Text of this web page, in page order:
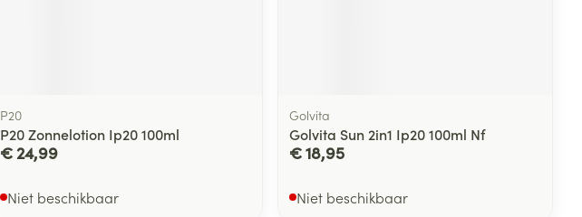
P20
P20 Zonnelotion Ip20 100ml
€ 24,99
Niet beschikbaar
Golvita
Golvita Sun 2in1 Ip20 100ml Nf
€ 18,95
Niet beschikbaar